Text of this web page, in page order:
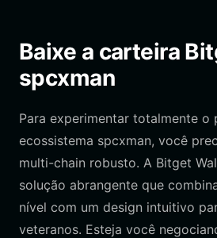
Baixe a carteira
spcxman
Para experimentar totalmente o
ecossistema spcxman, você
multi-chain robusto. A Bitget
solução abrangente que
nível com um design intuitivo
veteranos. Esteja você